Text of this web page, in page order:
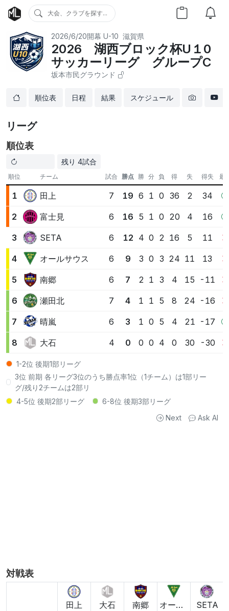
大会、クラブを探す...
2026/6/20開幕 U-10 滋賀県
2026 湖西ブロック杯U１0
サッカーリーグ グループC
坂本市民グラウンド
順位表 日程 結果 スケジュール
リーグ
順位表
残り 4試合
順位 チーム 試合 勝点 勝 分 負 得 失 得失 最
1 田上 7 19 6 1 0 36 2 34
2 富士見 6 16 5 1 0 20 4 16
3 SETA 6 12 4 0 2 16 5 11
4 オールサウス 6 9 3 0 3 24 11 13
5 南郷 6 7 2 1 3 4 15 -11
6 瀬田北 7 4 1 1 5 8 24 -16
7 晴嵐 6 3 1 0 5 4 21 -17
8 大石 4 0 0 0 4 0 30 -30
1-2位 後期1部リーグ
3位 前期 各リーグ3位のうち勝点率1位（1チーム）は1部リー
グ/残り2チームは2部リ
4-5位 後期2部リーグ
6-8位 後期3部リーグ
Next
Ask AI
対戦表
田上 大石 南郷 オールサウス SETA